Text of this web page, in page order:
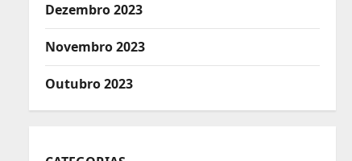
Dezembro 2023
Novembro 2023
Outubro 2023